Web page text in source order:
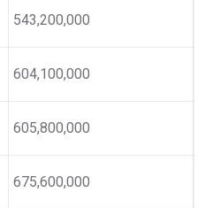
543,200,000
604,100,000
605,800,000
675,600,000